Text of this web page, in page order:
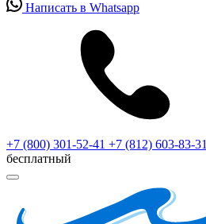
Написать в Whatsapp
+7 (800) 301-52-41 +7 (812) 603-83-31
бесплатный